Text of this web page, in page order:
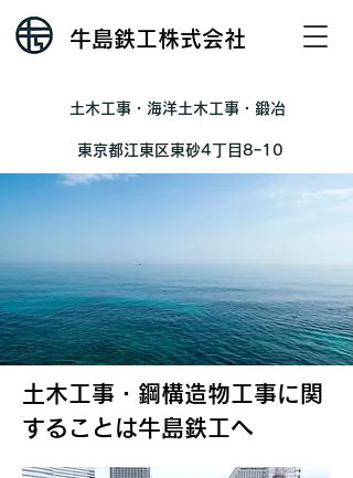
牛島鉄工株式会社
東京都江東区東砂4丁目8ｰ10
​土木工事・海洋土木工事・鍛冶
土木工事・鋼構造物工事に関
することは牛島鉄工へ